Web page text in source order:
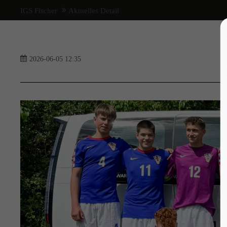
Benutzername
Passwort
Anmelden
Register| Lost your password?
Lorem ipsum dolor sit
24h/
We offer support for our
customers
Mon - Fri 8:00am -
(GMT +1)
IGS Fischer Aktuelles Detail
2026-06-05 12:35